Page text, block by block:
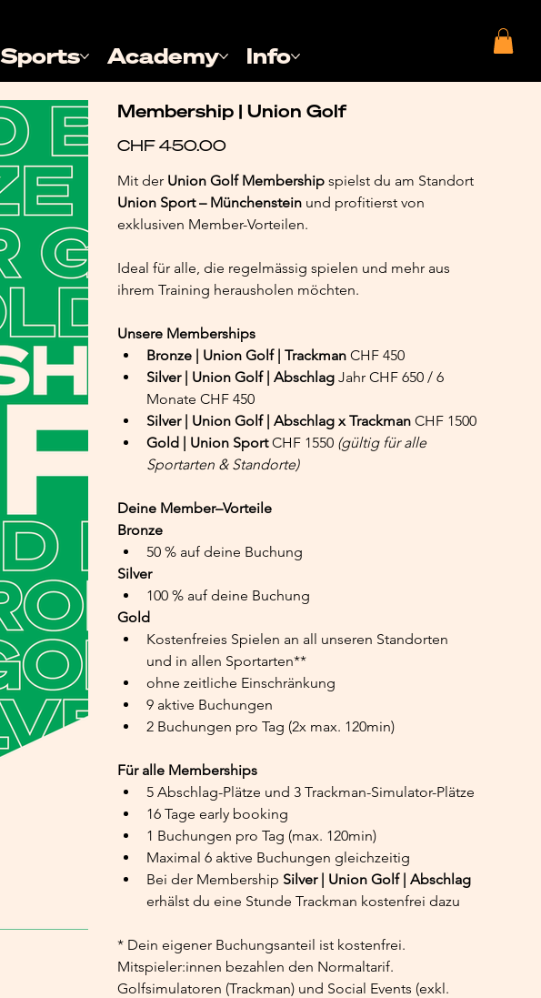
Sports Academy Info
Membership | Union Golf
CHF 450.00
Mit der Union Golf Membership spielst du am Standort
Union Sport – Münchenstein und profitierst von
exklusiven Member-Vorteilen.
Ideal für alle, die regelmässig spielen und mehr aus
ihrem Training herausholen möchten.
Unsere Memberships
Bronze | Union Golf | Trackman CHF 450
Silver | Union Golf | Abschlag Jahr CHF 650 / 6
Monate CHF 450
Silver | Union Golf | Abschlag x Trackman CHF 1500
Gold | Union Sport CHF 1550 (gültig für alle
Sportarten & Standorte)
Deine Member–Vorteile
Bronze
50 % auf deine Buchung
Silver
100 % auf deine Buchung
Gold
Kostenfreies Spielen an all unseren Standorten
und in allen Sportarten**
ohne zeitliche Einschränkung
9 aktive Buchungen
2 Buchungen pro Tag (2x max. 120min)
Für alle Memberships
5 Abschlag-Plätze und 3 Trackman-Simulator-Plätze
16 Tage early booking
1 Buchungen pro Tag (max. 120min)
Maximal 6 aktive Buchungen gleichzeitig
Bei der Membership Silver | Union Golf | Abschlag
erhälst du eine Stunde Trackman kostenfrei dazu
* Dein eigener Buchungsanteil ist kostenfrei.
Mitspieler:innen bezahlen den Normaltarif.
Golfsimulatoren (Trackman) und Social Events (exkl.